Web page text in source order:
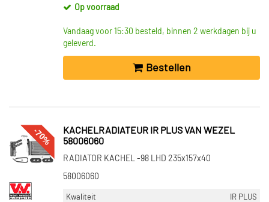
Op voorraad
Vandaag voor 15:30 besteld, binnen 2 werkdagen bij u
geleverd.
Bestellen
-70%
KACHELRADIATEUR IR PLUS VAN WEZEL
58006060
RADIATOR KACHEL -98 LHD 235x157x40
58006060
Kwaliteit
IR PLUS